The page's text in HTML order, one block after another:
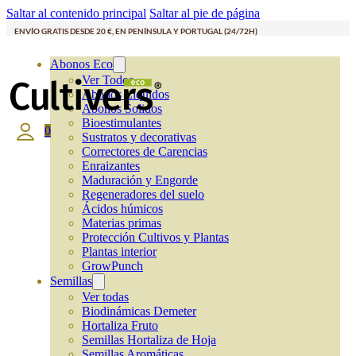
Saltar al contenido principal Saltar al pie de página
ENVÍO GRATIS DESDE 20 €, EN PENÍNSULA Y PORTUGAL (24/72H)
Abonos Eco
Ver Todos
Abonos Líquidos
Abonos Solidos
Bioestimulantes
Sustratos y decorativas
Correctores de Carencias
Enraizantes
Maduración y Engorde
Regeneradores del suelo
Ácidos húmicos
Materias primas
Protección Cultivos y Plantas
Plantas interior
GrowPunch
Semillas
Ver todas
Biodinámicas Demeter
Hortaliza Fruto
Semillas Hortaliza de Hoja
0